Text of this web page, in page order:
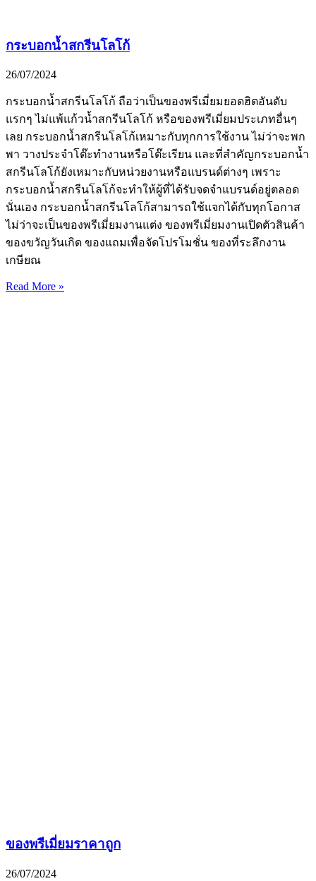
กระบอกน้ำสกรีนโลโก้
26/07/2024
กระบอกน้ำสกรีนโลโก้ ถือว่าเป็นของพรีเมี่ยมยอดฮิตอันดับ
แรกๆ ไม่แพ้แก้วน้ำสกรีนโลโก้ หรือของพรีเมี่ยมประเภทอื่นๆ
เลย กระบอกน้ำสกรีนโลโก้เหมาะกับทุกการใช้งาน ไม่ว่าจะพก
พา วางประจำโต๊ะทำงานหรือโต๊ะเรียน และที่สำคัญกระบอกน้ำ
สกรีนโลโก้ยังเหมาะกับหน่วยงานหรือแบรนด์ต่างๆ เพราะ
กระบอกน้ำสกรีนโลโก้จะทำให้ผู้ที่ได้รับจดจำแบรนด์อยู่ตลอด
นั่นเอง กระบอกน้ำสกรีนโลโก้สามารถใช้แจกได้กับทุกโอกาส
ไม่ว่าจะเป็นของพรีเมี่ยมงานแต่ง ของพรีเมี่ยมงานเปิดตัวสินค้า
ของขวัญวันเกิด ของแถมเพื่อจัดโปรโมชั่น ของที่ระลึกงาน
เกษียณ
Read More »
ของพรีเมี่ยมราคาถูก
26/07/2024